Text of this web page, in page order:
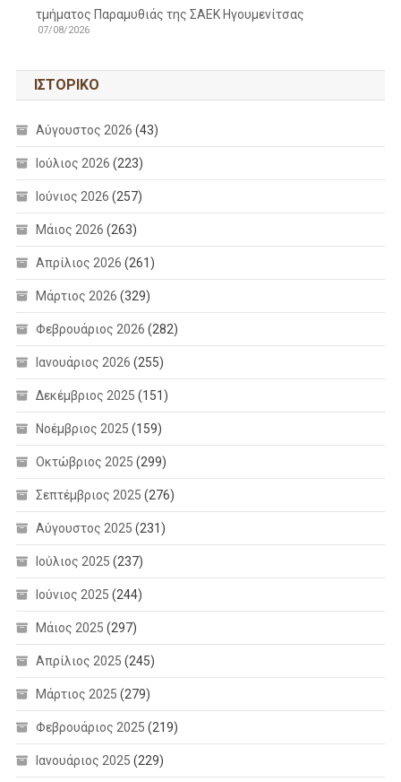
τμήματος Παραμυθιάς της ΣΑΕΚ Ηγουμενίτσας
07/08/2026
ΙΣΤΟΡΙΚΌ
Αύγουστος 2026 (43)
Ιούλιος 2026 (223)
Ιούνιος 2026 (257)
Μάιος 2026 (263)
Απρίλιος 2026 (261)
Μάρτιος 2026 (329)
Φεβρουάριος 2026 (282)
Ιανουάριος 2026 (255)
Δεκέμβριος 2025 (151)
Νοέμβριος 2025 (159)
Οκτώβριος 2025 (299)
Σεπτέμβριος 2025 (276)
Αύγουστος 2025 (231)
Ιούλιος 2025 (237)
Ιούνιος 2025 (244)
Μάιος 2025 (297)
Απρίλιος 2025 (245)
Μάρτιος 2025 (279)
Φεβρουάριος 2025 (219)
Ιανουάριος 2025 (229)